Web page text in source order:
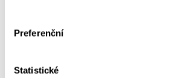
Preferenční
Statistické